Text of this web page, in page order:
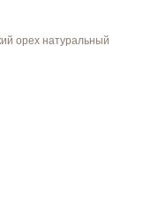
орех натуральный